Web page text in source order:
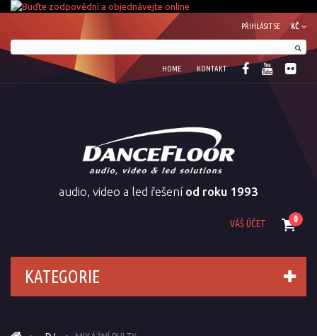
KČ
PŘIHLÁSIT SE
HOME KONTAKT
audio, video a led řešení od roku 1993
0
VÁŠ ÚČET
KATEGORIE